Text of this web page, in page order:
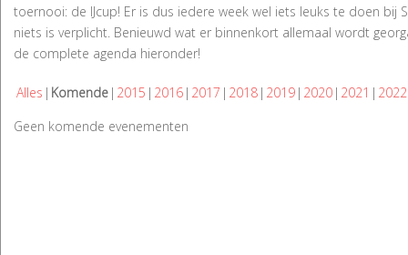
toernooi: de IJcup! Er is dus iedere week wel iets leuks te doen bij
niets is verplicht. Benieuwd wat er binnenkort allemaal wordt
de complete agenda hieronder!
Alles Komende 2015 2016 2017 2018 2019 2020 2021
2022
Geen komende evenementen